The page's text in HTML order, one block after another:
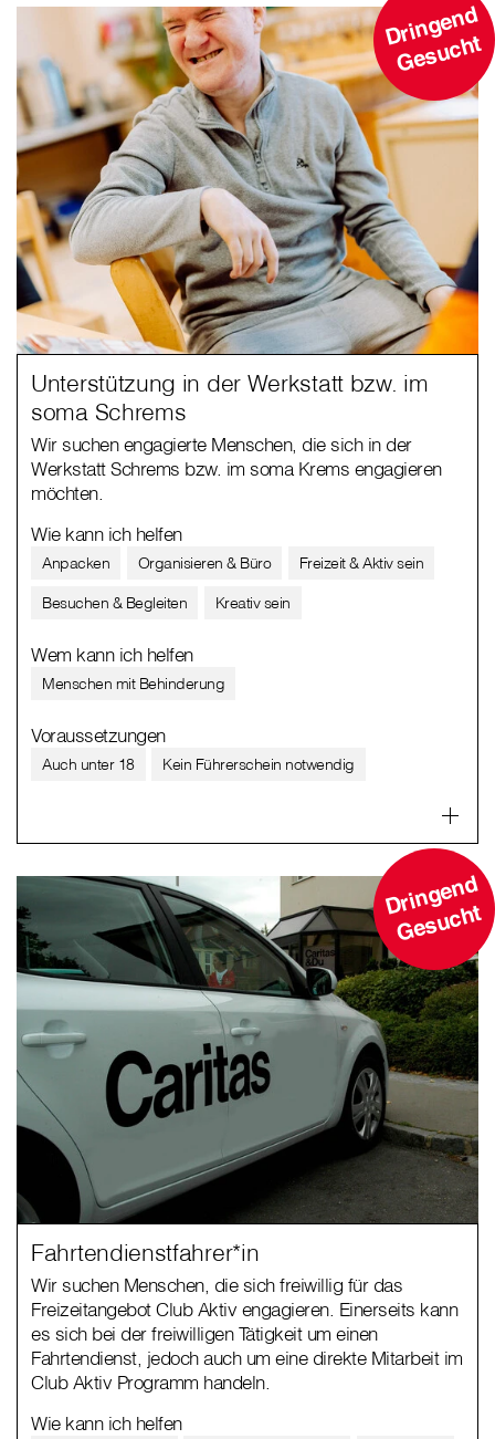
D
ri
n
g
e
n
d
G
e
s
u
c
ht
Unterstützung in der Werkstatt bzw. im
soma Schrems
Wir suchen engagierte Menschen, die sich in der
Werkstatt Schrems bzw. im soma Krems engagieren
möchten.
Wie kann ich helfen
Anpacken Organisieren & Büro
Freizeit & Aktiv sein
Besuchen & Begleiten
Kreativ sein
Wem kann ich helfen
Menschen mit Behinderung
Voraussetzungen
Auch unter 18 Kein Führerschein notwendig
D
ri
n
g
e
n
d
G
e
s
u
c
ht
Fahrtendienstfahrer*in
Wir suchen Menschen, die sich freiwillig für das
Freizeitangebot Club Aktiv engagieren. Einerseits kann
es sich bei der freiwilligen Tätigkeit um einen
Fahrtendienst, jedoch auch um eine direkte Mitarbeit im
Club Aktiv Programm handeln.
Wie kann ich helfen